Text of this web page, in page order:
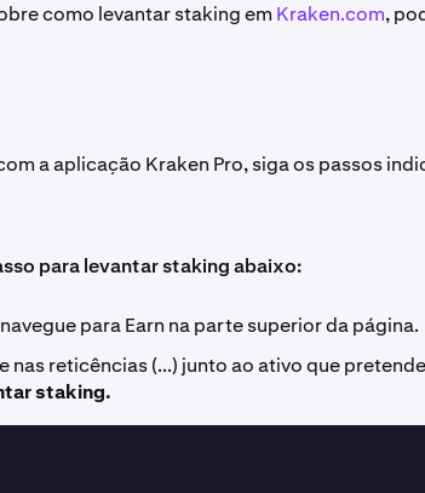
como levantar staking em Kraken.com,
a aplicação Kraken Pro, siga os passos
para levantar staking abaixo:
para Earn na parte superior da página.
nas reticências (...) junto ao ativo que
staking.